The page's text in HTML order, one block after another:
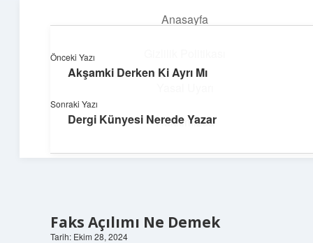
Anasayfa
Hakkımızda
Neşeli Bilgi Durağı
Hızlı hikayelerle gününü şenlendir!
Faks Açılımı Ne Demek
Tarih: Ekim 28, 2024
Önceki Yazı
Akşamki Derken Ki Ayrı Mı
Sonraki Yazı
Dergi Künyesi Nerede Yazar